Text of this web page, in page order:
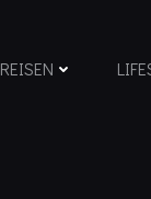
REISEN